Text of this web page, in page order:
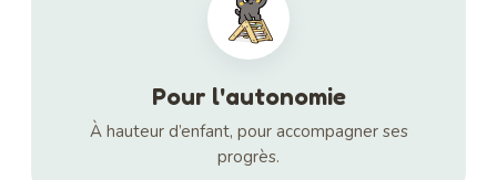
Pour l'autonomie
À hauteur d’enfant, pour accompagner ses
progrès.